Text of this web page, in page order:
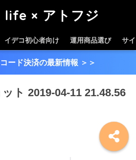
life × アトフジ
イデコ初心者向け 運用商品選び サ
ード決済の最新情報 ＞＞
ト 2019-04-11 21.48.56